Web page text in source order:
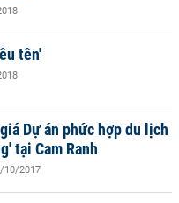
tên'
Dự án phức hợp du lịch
tại Cam Ranh
10/2017